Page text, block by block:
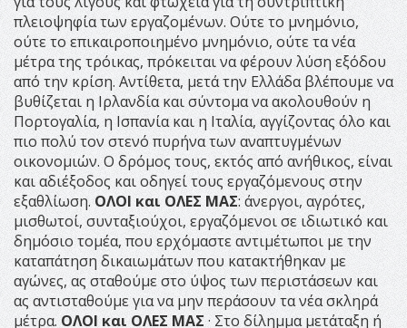
πλειοψηφία των εργαζομένων. Ούτε το μνημόνιο,
ούτε το επικαιροποιημένο μνημόνιο, ούτε τα νέα
μέτρα της τρόικας, πρόκειται να φέρουν λύση εξόδου
από την κρίση. Αντίθετα, μετά την Ελλάδα βλέπουμε να
βυθίζεται η Ιρλανδία και σύντομα να ακολουθούν η
Πορτογαλία, η Ισπανία και η Ιταλία, αγγίζοντας όλο και
πιο πολύ τον στενό πυρήνα των αναπτυγμένων
οικονομιών. Ο δρόμος τους, εκτός από ανήθικος, είναι
και αδιέξοδος και οδηγεί τους εργαζόμενους στην
εξαθλίωση.ΟΛΟΙ και ΟΛΕΣ ΜΑΣ: άνεργοι, αγρότες,
μισθωτοί, συνταξιούχοι, εργαζόμενοι σε ιδιωτικό και
δημόσιο τομέα, που ερχόμαστε αντιμέτωποι με την
καταπάτηση δικαιωμάτων που κατακτήθηκαν με
αγώνες, ας σταθούμε στο ύψος των περιστάσεων και
ας αντισταθούμε για να μην περάσουν τα νέα σκληρά
μέτρα.ΟΛΟΙ και ΟΛΕΣ ΜΑΣ· Στο δίλημμα μετάταξη ή